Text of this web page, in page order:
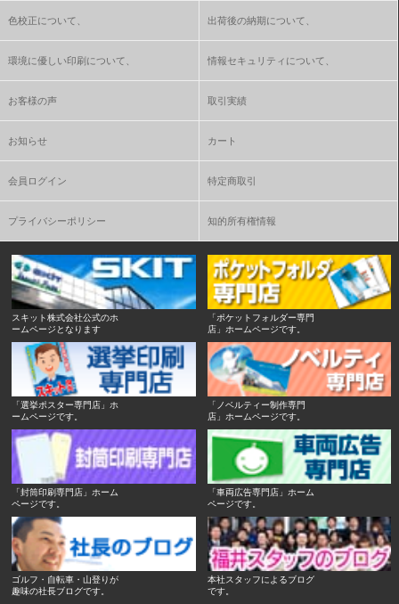
色校正について、 出荷後の納期について、
環境に優しい印刷について、 情報セキュリティについて、
お客様の声 取引実績
お知らせ カート
会員ログイン 特定商取引
プライバシーポリシー 知的所有権情報
スキット株式会社公式のホ
ームページとなります
「ポケットフォルダー専門
店」ホームページです。
「選挙ポスター専門店」ホ
ームページです。
「ノベルティー制作専門
店」ホームページです。
「封筒印刷専門店」ホーム
ページです。
「車両広告専門店」ホーム
ページです。
ゴルフ・自転車・山登りが
趣味の社長ブログです。
本社スタッフによるブログ
です。